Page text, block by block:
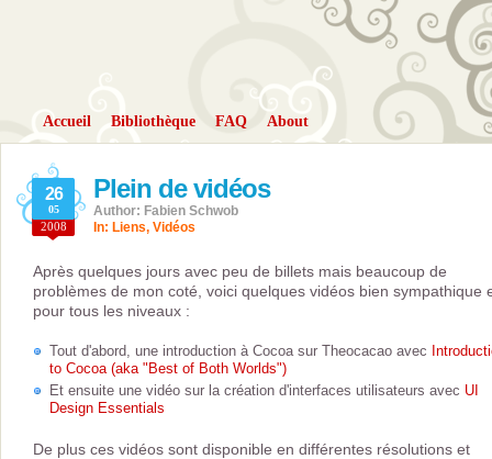
Accueil Bibliothèque FAQ About
Plein de vidéos
26
05
2008
Author: Fabien Schwob
In: Liens, Vidéos
Après quelques jours avec peu de billets mais beaucoup de
problèmes de mon coté, voici quelques vidéos bien sympathique
pour tous les niveaux :
Tout d'abord, une introduction à Cocoa sur Theocacao avec
to Cocoa (aka "Best of Both Worlds")
Et ensuite une vidéo sur la création d'interfaces utilisateurs avec UI
Design Essentials
De plus ces vidéos sont disponible en différentes résolutions et